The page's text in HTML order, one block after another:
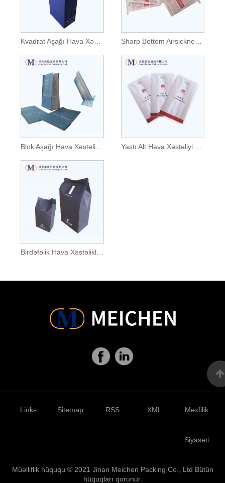
Kvadrat Aşağı Hava Xəstəliyi Çantası Sharp Bottom Airsickness Çantası
Blok Aşağı Hava Xəstəliyi Çantası
Birdəfəlik Hava Xəstəlikləri Çantaları
Links Sitemap RSS XML Məxfilik
Siyasəti
Müəlliflik hüququ © 2021 Jinan Meichen Packing Co., Ltd Bütün
hüquqları qorunur.